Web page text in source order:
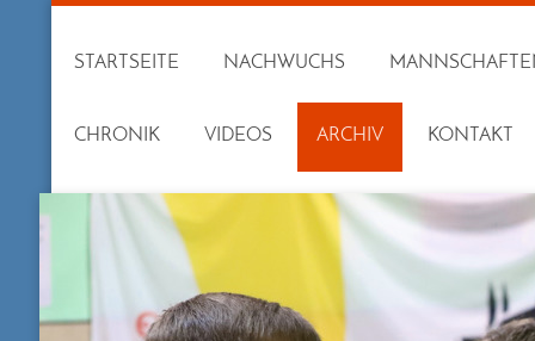
STARTSEITE NACHWUCHS
CHRONIK VIDEOS ARCHIV KONTAKT